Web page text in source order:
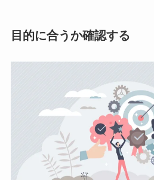
目的に合うか確認する